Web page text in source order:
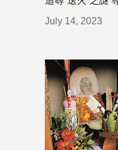
July 14, 2023